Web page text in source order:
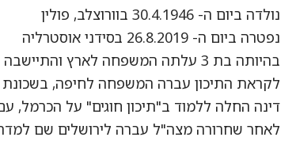
נולדה ביום ה- 30.4.1946 בוורוצלב, פולין
נפטרה ביום ה- 26.8.2019 בסידני אוסטרליה
בהיותה בת 3 עלתה המשפחה לארץ והתיישבה בקרית ים שם גם הלכה לבית הספר היסודי.
לקראת התיכון עברה המשפחה לחיפה, בשכונת
דינה החלה ללמוד ב"תיכון חוגים" על הכרמל,
לאחר שחרורה מצה"ל עברה לירושלים שם